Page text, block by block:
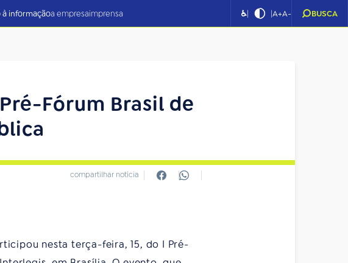
à informaçãoa empresaimprensa ♿| |A+A- BUSCA
Fórum Brasil de
compartilhar notícia
nesta terça-feira, 15, do I Pré-